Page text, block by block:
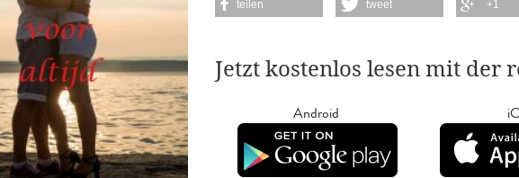
teilen tweet +1
Jetzt kostenlos lesen mit der
Android